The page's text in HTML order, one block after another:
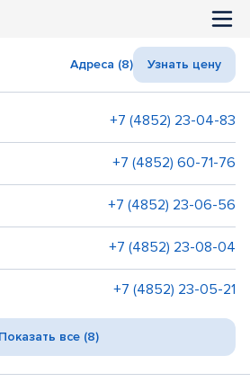
Адреса (8) Узнать цену
+7 (4852) 23-04-83
+7 (4852) 60-71-76
+7 (4852) 23-06-56
+7 (4852) 23-08-04
+7 (4852) 23-05-21
Показать все (8)